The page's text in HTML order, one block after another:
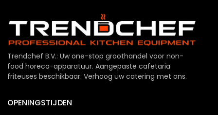
Trendchef B.V.: Uw one-stop groothandel voor non-
food horeca-apparatuur. Aangepaste cafetaria
friteuses beschikbaar. Verhoog uw catering met ons.
OPENINGSTIJDEN